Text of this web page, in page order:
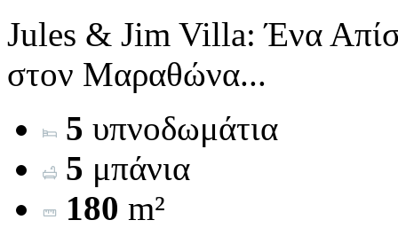
Jules & Jim Villa: Ένα
στον Μαραθώνα...
5 υπνοδωμάτια
5 μπάνια
180 m²